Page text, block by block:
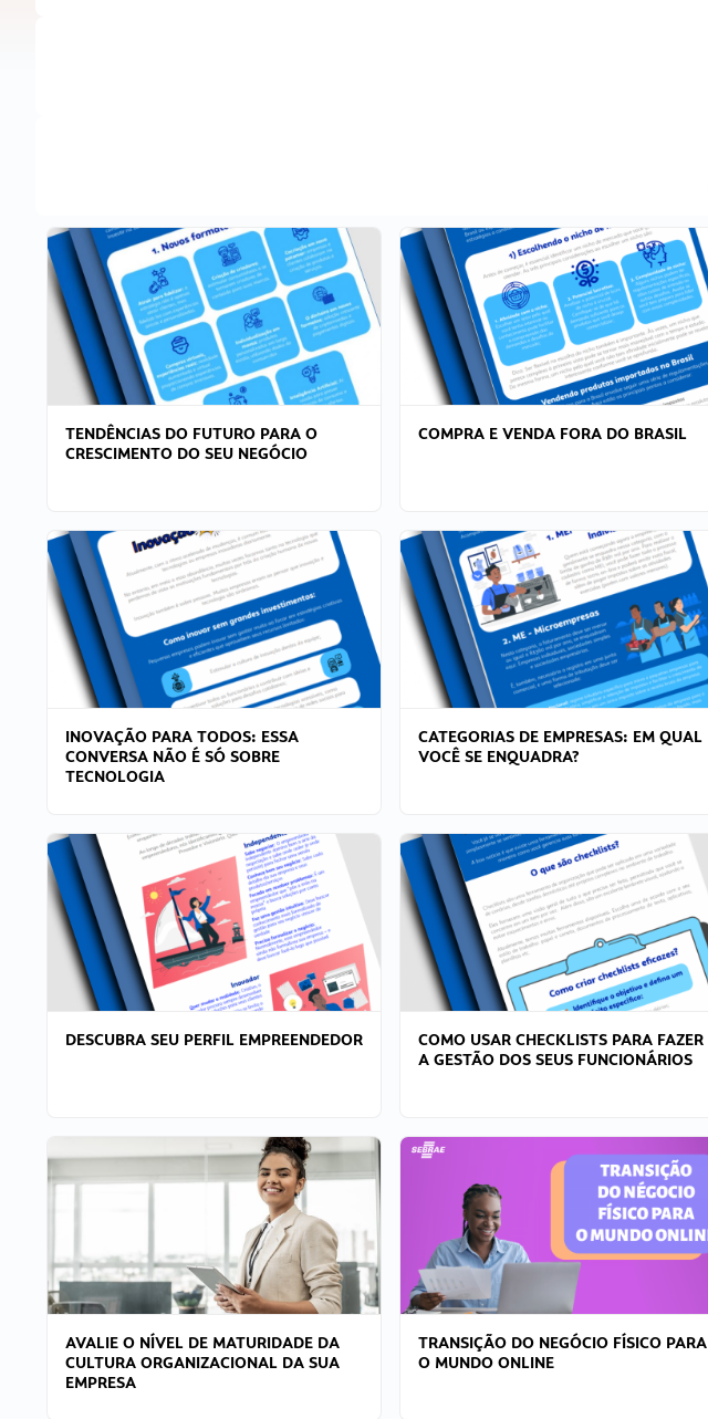
TENDÊNCIAS DO FUTURO PARA O
CRESCIMENTO DO SEU NEGÓCIO
COMPRA E VENDA FORA DO BRASIL
INOVAÇÃO PARA TODOS: ESSA
CONVERSA NÃO É SÓ SOBRE
TECNOLOGIA
CATEGORIAS DE EMPRESAS: EM QUAL
VOCÊ SE ENQUADRA?
DESCUBRA SEU PERFIL EMPREENDEDOR
COMO USAR CHECKLISTS PARA FAZER
A GESTÃO DOS SEUS FUNCIONÁRIOS
AVALIE O NÍVEL DE MATURIDADE DA
CULTURA ORGANIZACIONAL DA SUA
EMPRESA
TRANSIÇÃO DO NEGÓCIO FÍSICO PARA
O MUNDO ONLINE